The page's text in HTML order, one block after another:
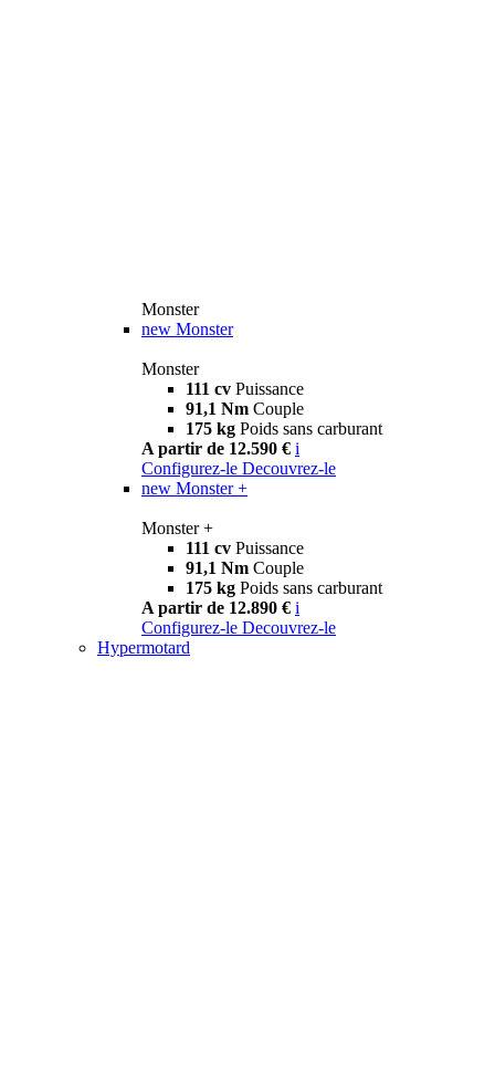
Monster
new Monster
Monster
111 cv Puissance
91,1 Nm Couple
175 kg Poids sans carburant
A partir de 12.590 € i
Configurez-le Decouvrez-le
new Monster +
Monster +
111 cv Puissance
91,1 Nm Couple
175 kg Poids sans carburant
A partir de 12.890 € i
Configurez-le Decouvrez-le
Hypermotard